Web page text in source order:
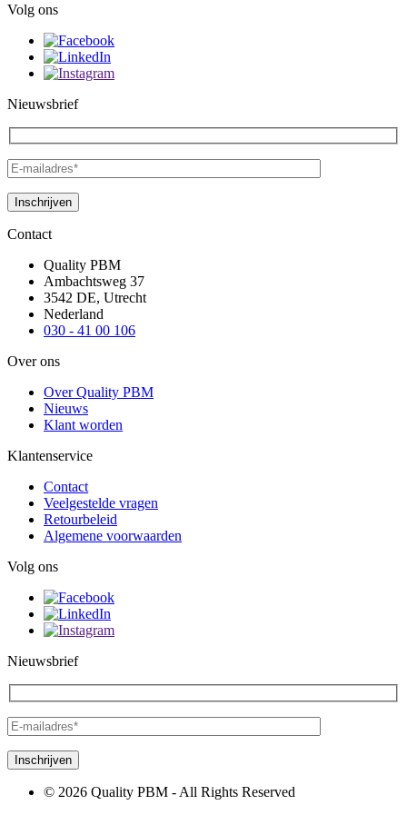
Volg ons
Nieuwsbrief
Contact
Quality PBM
Ambachtsweg 37
3542 DE, Utrecht
Nederland
030 - 41 00 106
Over ons
Over Quality PBM
Nieuws
Klant worden
Klantenservice
Contact
Veelgestelde vragen
Retourbeleid
Algemene voorwaarden
Volg ons
Nieuwsbrief
© 2026 Quality PBM - All Rights Reserved